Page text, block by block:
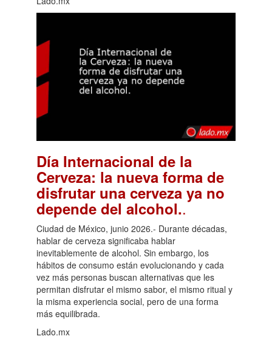
Día Internacional de la
Cerveza: la nueva forma de
disfrutar una cerveza ya no
depende del alcohol..
Ciudad de México, junio 2026.- Durante décadas,
hablar de cerveza significaba hablar
inevitablemente de alcohol. Sin embargo, los
hábitos de consumo están evolucionando y cada
vez más personas buscan alternativas que les
permitan disfrutar el mismo sabor, el mismo ritual y
la misma experiencia social, pero de una forma
más equilibrada.
Lado.mx